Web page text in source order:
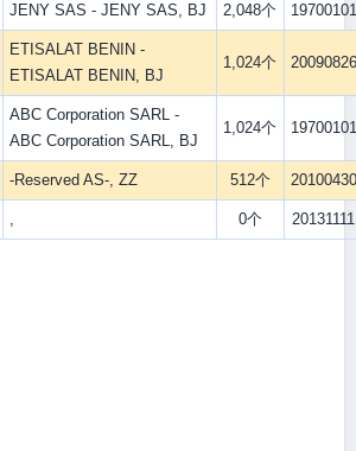
JENY SAS - JENY SAS, BJ 2,048个 19700101
ETISALAT BENIN -
ETISALAT BENIN, BJ
1,024个 20090826
ABC Corporation SARL -
ABC Corporation SARL, BJ
1,024个 19700101
-Reserved AS-, ZZ 512个 20100430
, 0个 20131111